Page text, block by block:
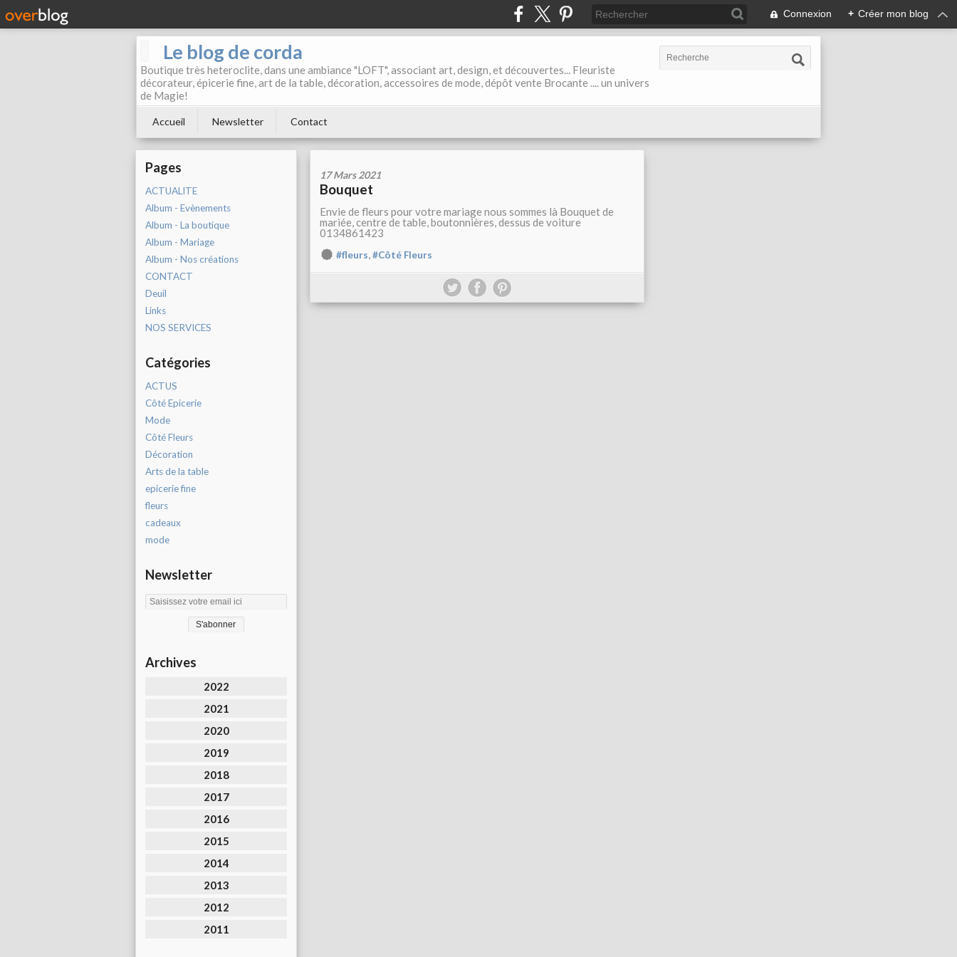
Connexion + Créer mon blog
Le blog de corda
Boutique très heteroclite, dans une ambiance "LOFT", associant art, design, et découvertes... Fleuriste
décorateur, épicerie fine, art de la table, décoration, accessoires de mode, dépôt vente Brocante .... un univers
de Magie!
Accueil Newsletter Contact
Pages
ACTUALITE
Album - Evènements
Album - La boutique
Album - Mariage
Album - Nos créations
CONTACT
Deuil
Links
NOS SERVICES
Catégories
ACTUS
Côté Epicerie
Mode
Côté Fleurs
Décoration
Arts de la table
epicerie fine
fleurs
cadeaux
mode
Newsletter
Archives
2022
2021
2020
2019
2018
2017
2016
2015
2014
2013
2012
2011
17 Mars 2021
Bouquet
Envie de fleurs pour votre mariage nous sommes là Bouquet de
mariée, centre de table, boutonnières, dessus de voiture
0134861423
#fleurs,#Côté Fleurs